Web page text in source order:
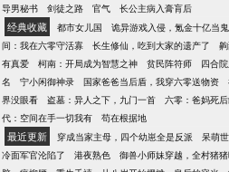
导男秘书
剑徒之路 官气 长公主病入膏肓后
经典收藏 都市女儿国 诡异游戏入侵，氪金十亿当
间：我在六零守活寡
长生修仙，吃到大家的遗产了
有真爱
柯南：开局成为智慧之神 贫民阵符师 四合
名
宁小闲御神录 国家爸爸当后盾，我穿六零送物资
界没眼看
盗墓：异人之下，九门一首 六零：爸妈死
代：空间在手一切我有
苟在根据地
最近更新 穿成当家主母，四个幼崽全是反派 呆萌
冷面军官沦陷了
港夜熟色 御兽小师妹穿越，全村猪